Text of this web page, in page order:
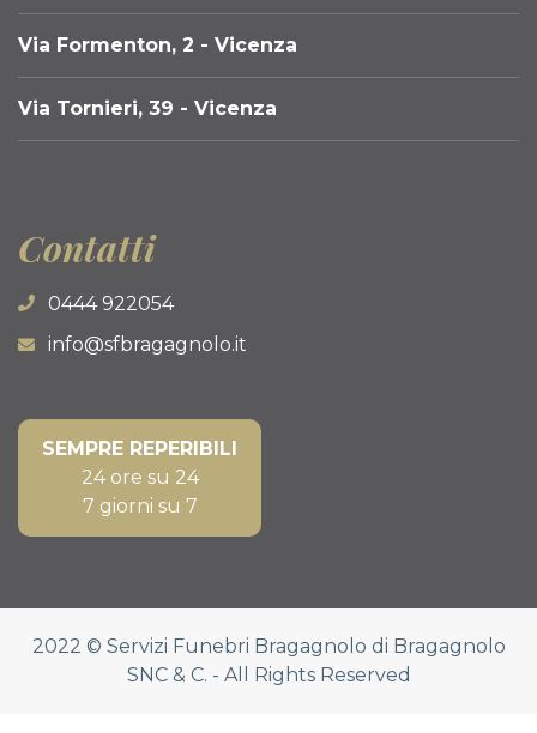
Via Formenton, 2 - Vicenza
Via Tornieri, 39 - Vicenza
Contatti
0444 922054
info@sfbragagnolo.it
SEMPRE REPERIBILI
24 ore su 24
7 giorni su 7
2022 © Servizi Funebri Bragagnolo di Bragagnolo
SNC & C. - All Rights Reserved